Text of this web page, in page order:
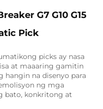
G7 G10 G15
Pick
picks ay nasa
at maaaring gamitin
hangin na disenyo para
ng mga
bato, konkritong at